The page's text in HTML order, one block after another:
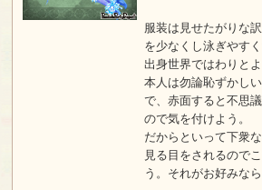
服装は見せたがりな
を少なくし泳ぎやすく
出身世界ではわりと
本人は勿論恥ずかし
で、赤面すると不思
ので気を付けよう。
だからといって下衆
見る目をされるので
う。それがお好みなら